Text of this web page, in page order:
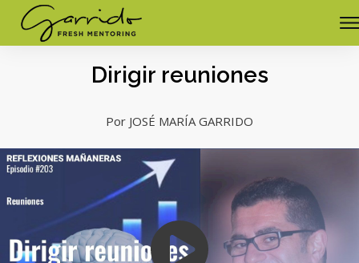
Dirigir reuniones
Por JOSÉ MARÍA GARRIDO